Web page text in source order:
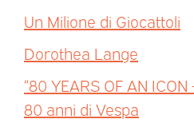
Un Milione di Giocattoli
Dorothea Lange
“80 YEARS OF AN ICON
80 anni di Vespa